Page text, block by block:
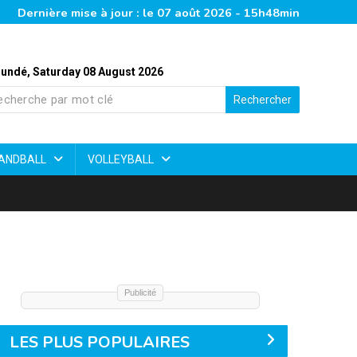
Dernière mise à jour : le 07 août 2026 - 15h48min
Saturday 08 August 2026
Rechercher
VOLLEYBALL
Publicité
LES PLUS POPULAIRES